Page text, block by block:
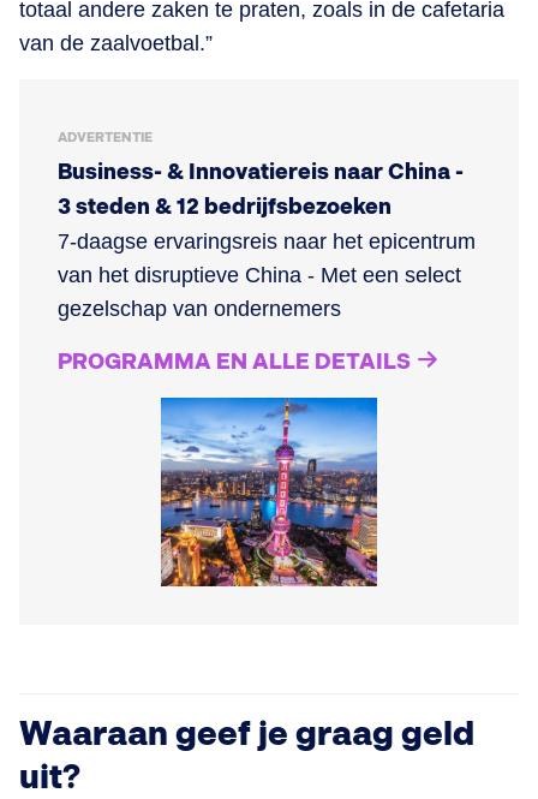
totaal andere zaken te praten, zoals in de cafetaria
van de zaalvoetbal.”
ADVERTENTIE
Business- & Innovatiereis naar China -
3 steden & 12 bedrijfsbezoeken
7-daagse ervaringsreis naar het epicentrum
van het disruptieve China - Met een select
gezelschap van ondernemers
PROGRAMMA EN ALLE DETAILS
Waaraan geef je graag geld
uit?